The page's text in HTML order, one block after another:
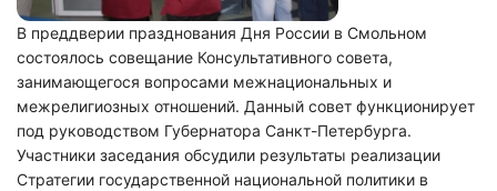
В преддверии празднования Дня России в Смольном
состоялось совещание Консультативного совета,
занимающегося вопросами межнациональных и
межрелигиозных отношений. Данный совет функционирует
под руководством Губернатора Санкт-Петербурга.
Участники заседания обсудили результаты реализации
Стратегии государственной национальной политики в